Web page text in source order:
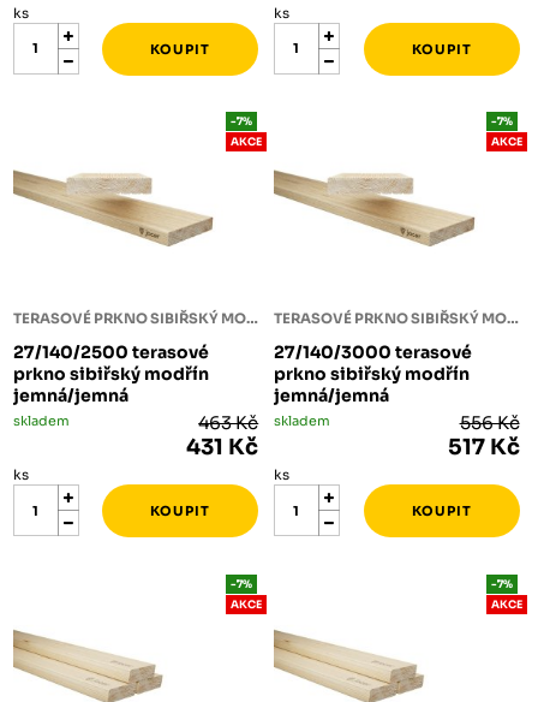
ks ks
TERASOVÉ PRKNO SIBIŘSKÝ MODŘÍN
27/140/2500 terasové
prkno sibiřský modřín
jemná/jemná
-7%
AKCE
skladem 463 Kč
431 Kč
ks
TERASOVÉ PRKNO SIBIŘSKÝ MODŘÍN
27/140/3000 terasové
prkno sibiřský modřín
jemná/jemná
-7%
AKCE
skladem 556 Kč
517 Kč
ks
-7%
AKCE
-7%
AKCE